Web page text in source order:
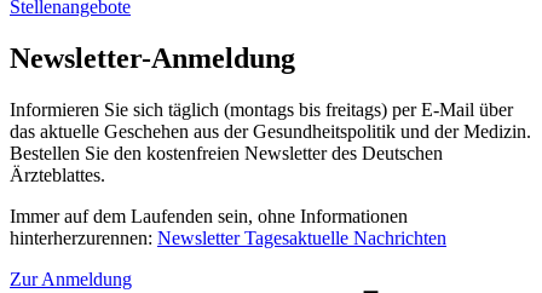
Stellenangebote
Newsletter-Anmeldung
Informieren Sie sich täglich (montags bis freitags) per E-Mail über
das aktuelle Geschehen aus der Gesundheitspolitik und der Medizin.
Bestellen Sie den kostenfreien Newsletter des Deutschen
Ärzteblattes.
Immer auf dem Laufenden sein, ohne Informationen
hinterherzurennen: Newsletter Tagesaktuelle Nachrichten
Zur Anmeldung